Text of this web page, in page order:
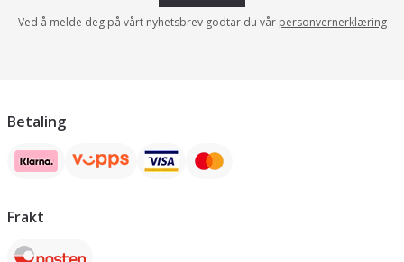
Ved å melde deg på vårt nyhetsbrev godtar du vår personvernerklæring
Betaling
Frakt